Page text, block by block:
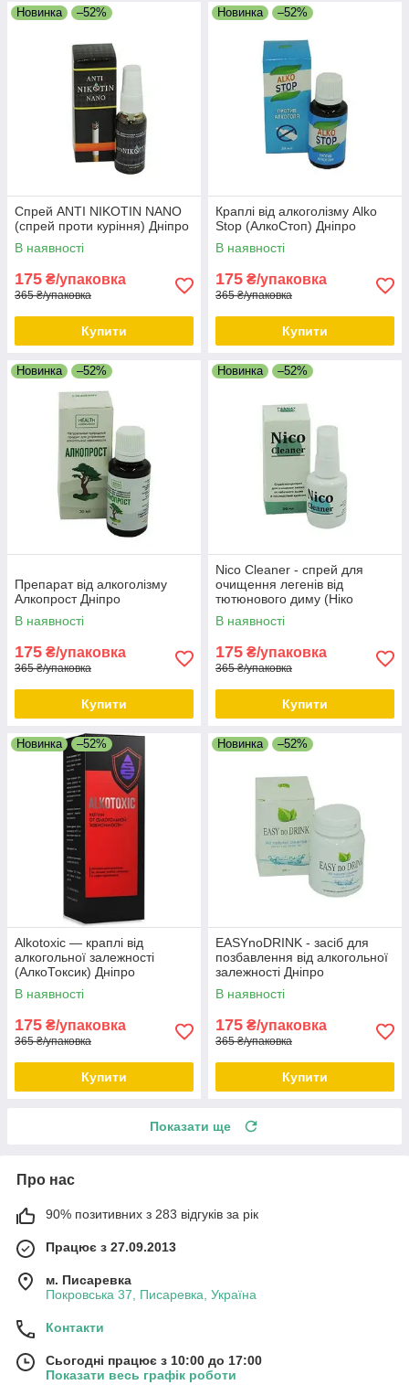
Новинка –52%
Спрей ANTI NIKOTIN NANO
(спрей проти куріння) Дніпро
В наявності
175 ₴/упаковка
365 ₴/упаковка
Купити
Новинка –52%
Краплі від алкоголізму Alko
Stop (АлкоСтоп) Дніпро
В наявності
175 ₴/упаковка
365 ₴/упаковка
Купити
Новинка –52%
Препарат від алкоголізму
Алкопрост Дніпро
В наявності
175 ₴/упаковка
365 ₴/упаковка
Купити
Новинка –52%
Nico Cleaner - спрей для
очищення легенів від
тютюнового диму (Ніко
Клінер) Дніпро
В наявності
175 ₴/упаковка
365 ₴/упаковка
Купити
Новинка –52%
Alkotoxic — краплі від
алкогольної залежності
(АлкоТоксик) Дніпро
В наявності
175 ₴/упаковка
365 ₴/упаковка
Купити
Новинка –52%
EASYnoDRINK - засіб для
позбавлення від алкогольної
залежності Дніпро
В наявності
175 ₴/упаковка
365 ₴/упаковка
Купити
Показати ще
Про нас
90% позитивних з 283 відгуків за рік
Працює з 27.09.2013
м. Писаревка
Покровська 37, Писаревка, Україна
Контакти
Сьогодні працює з 10:00 до 17:00
Показати весь графік роботи